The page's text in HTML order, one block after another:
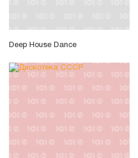
Deep House Dance